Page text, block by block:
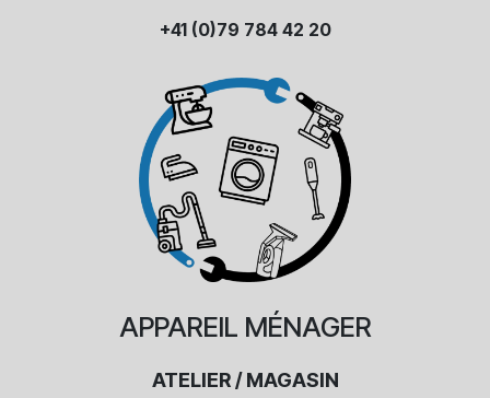
+41 (0)79 784 42 20
APPAREIL MÉNAGER
ATELIER / MAGASIN